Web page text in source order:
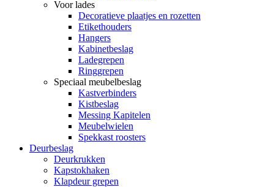
Voor lades
Decoratieve plaatjes en rozetten
Etikethouders
Hangers
Kabinetbeslag
Ladegrepen
Ringgrepen
Speciaal meubelbeslag
Kastverbinders
Kistbeslag
Messing Kapitelen
Meubelwielen
Spekkast roosters
Deurbeslag
Deurkrukken
Kapstokhaken
Klapdeur grepen